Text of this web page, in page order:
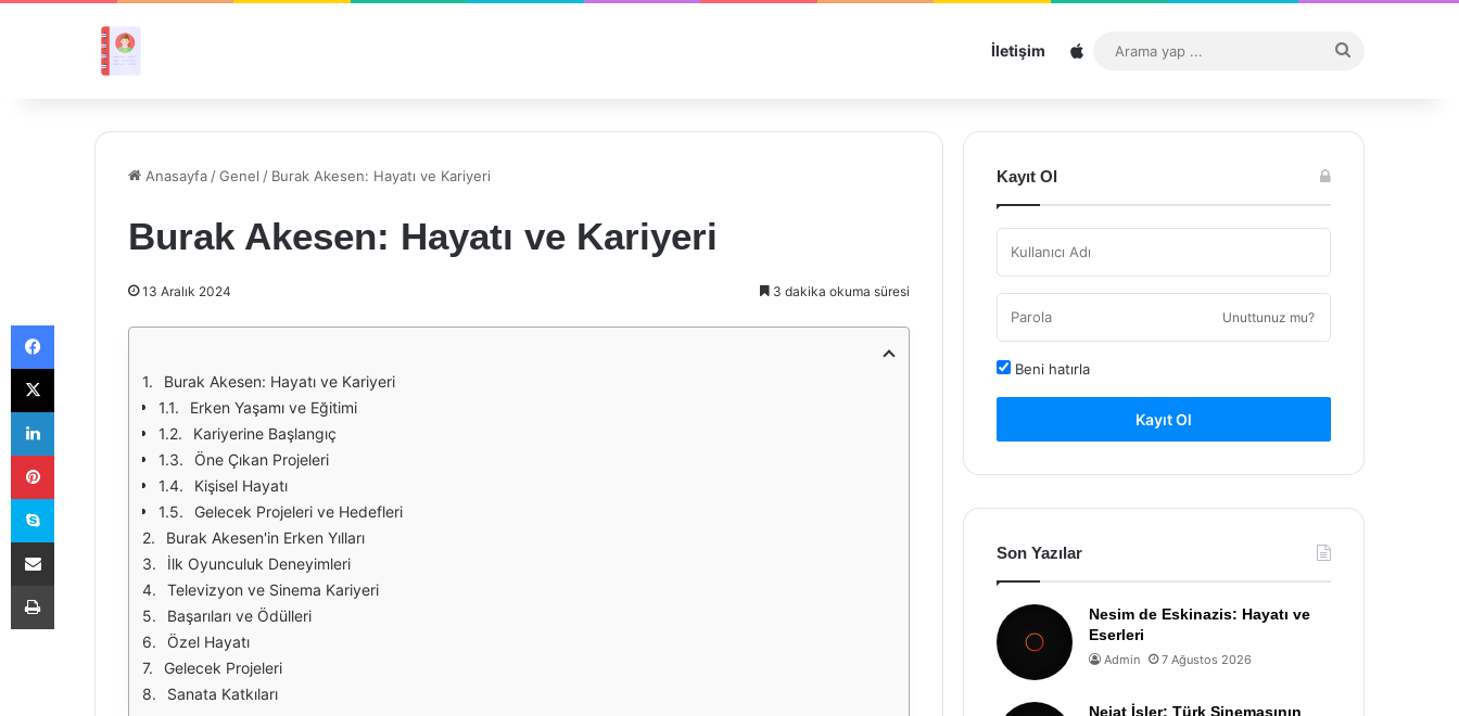
İletişim Sitemap
...
Anasayfa /Genel / Burak Akesen: Hayatı ve Kariyeri
Burak Akesen: Hayatı ve Kariyeri
13 Aralık 2024 3 dakika okuma süresi
Burak Akesen: Hayatı ve Kariyeri
Erken Yaşamı ve Eğitimi
Kariyerine Başlangıç
Öne Çıkan Projeleri
Kişisel Hayatı
Gelecek Projeleri ve Hedefleri
Burak Akesen'in Erken Yılları
İlk Oyunculuk Deneyimleri
Televizyon ve Sinema Kariyeri
Başarıları ve Ödülleri
Özel Hayatı
Gelecek Projeleri
Sanata Katkıları
Kayıt Ol
Unuttunuz mu?
Beni hatırla
Kayıt Ol
Son Yazılar
Nesim de Eskinazis: Hayatı ve
Eserleri
Admin 7 Ağustos 2026
Nejat İşler: Türk Sinemasının
Facebook
X
LinkedIn
Pinterest
Skype
E-Posta ile paylaş